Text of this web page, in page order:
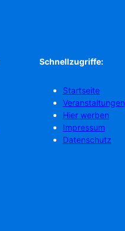
Schnellzugriffe:
Startseite
Veranstaltungen
Hier werben
Impressum
Datenschutz